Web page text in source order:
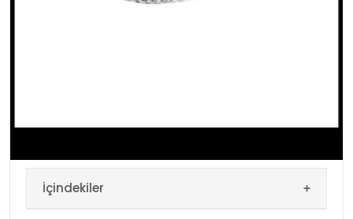
İçindekiler